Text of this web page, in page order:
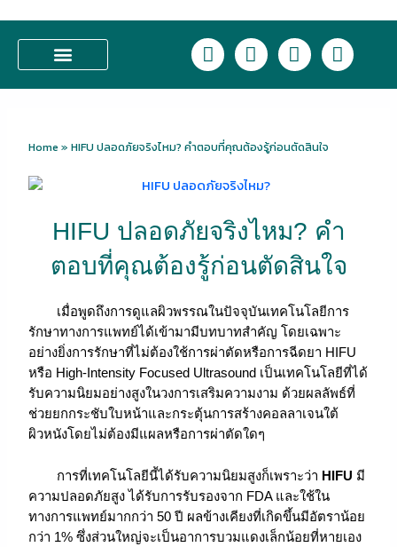
L
i
n
F
a
c
o
k
I
n
s
g
T
i
k
Home »HIFU ปลอดภัยจริงไหม? คำตอบที่คุณต้องรู้ก่อนตัดสินใจ
HIFU ปลอดภัยจริงไหม? คำ
ตอบที่คุณต้องรู้ก่อนตัดสินใจ
เมื่อพูดถึงการดูแลผิวพรรณในปัจจุบันเทคโนโลยีการ
รักษาทางการแพทย์ได้เข้ามามีบทบาทสำคัญ โดยเฉพาะ
อย่างยิ่งการรักษาที่ไม่ต้องใช้การผ่าตัดหรือการฉีดยา HIFU
หรือ High-Intensity Focused Ultrasound เป็นเทคโนโลยีที่ได้
รับความนิยมอย่างสูงในวงการเสริมความงาม ด้วยผลลัพธ์ที่
ช่วยยกกระชับใบหน้าและกระตุ้นการสร้างคอลลาเจนใต้
ผิวหนังโดยไม่ต้องมีแผลหรือการผ่าตัดใดๆ
การที่เทคโนโลยีนี้ได้รับความนิยมสูงก็เพราะว่า HIFU มี
ความปลอดภัยสูง ได้รับการรับรองจาก FDA และใช้ใน
ทางการแพทย์มากกว่า 50 ปี ผลข้างเคียงที่เกิดขึ้นมีอัตราน้อย
กว่า 1% ซึ่งส่วนใหญ่จะเป็นอาการบวมแดงเล็กน้อยที่หายเอง